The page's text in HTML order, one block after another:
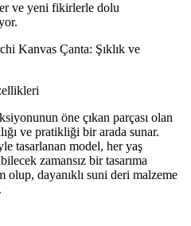
ve yeni fikirlerle dolu
Kanvas Çanta: Şıklık ve
öne çıkan parçası olan
ve pratikliği bir arada sunar.
tasarlanan model, her yaş
zamansız bir tasarıma
dayanıklı suni deri malzeme